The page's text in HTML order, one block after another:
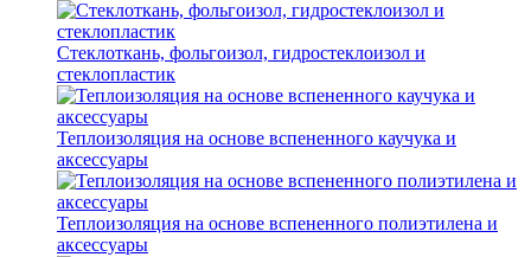
Стеклоткань, фольгоизол, гидростеклоизол и
стеклопластик
Теплоизоляция на основе вспененного каучука и
аксессуары
Теплоизоляция на основе вспененного полиэтилена и
аксессуары